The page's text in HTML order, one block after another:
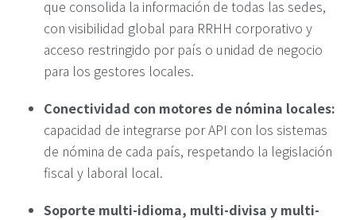
que consolida la información de todas las sedes,
con visibilidad global para RRHH corporativo y
acceso restringido por país o unidad de negocio
para los gestores locales.
Conectividad con motores de nómina locales:
capacidad de integrarse por API con los sistemas
de nómina de cada país, respetando la legislación
fiscal y laboral local.
Soporte multi-idioma, multi-divisa y multi-